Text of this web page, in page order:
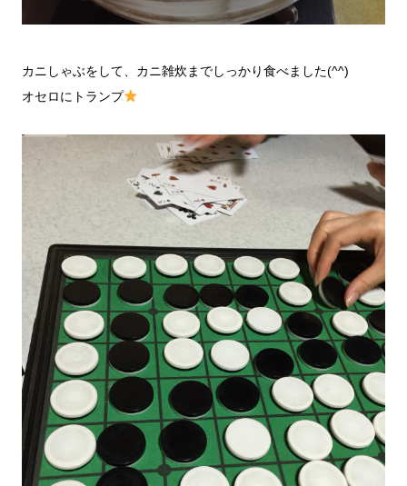
カニしゃぶをして、カニ雑炊までしっかり食べました(^^)
オセロにトランプ